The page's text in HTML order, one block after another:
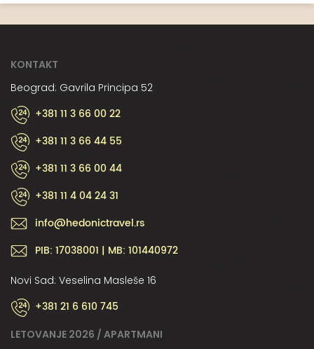
KONTAKT
Beograd: Gavrila Principa 52
+381 11 3 66 00 22
+381 11 3 66 44 55
+381 11 3 66 00 44
+381 11 4 04 24 31
info@hedonictravel.rs
PIB: 17038001 | MB: 101440972
Novi Sad: Veselina Masleše 16
+381 21 6 610 745
LETOVANJE 2026 / APARTMANI